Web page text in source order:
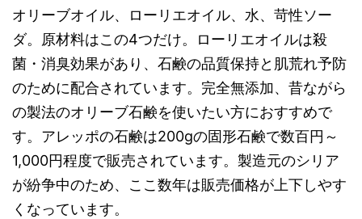
オリーブオイル、ローリエオイル、水、苛性ソー
ダ。原材料はこの4つだけ。ローリエオイルは殺
菌・消臭効果があり、石鹸の品質保持と肌荒れ予防
のために配合されています。完全無添加、昔ながら
の製法のオリーブ石鹸を使いたい方におすすめで
す。アレッポの石鹸は200gの固形石鹸で数百円～
1,000円程度で販売されています。製造元のシリア
が紛争中のため、ここ数年は販売価格が上下しやす
くなっています。